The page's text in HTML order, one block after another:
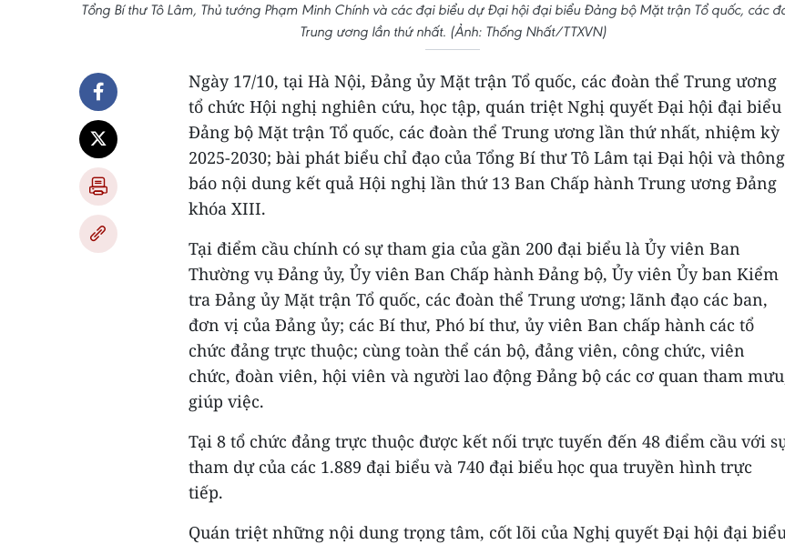
Tổng Bí thư Tô Lâm, Thủ tướng Phạm Minh Chính và các đại biểu dự Đại hội đại biểu Đảng bộ Mặt trận Tổ quốc, các
Trung ương lần thứ nhất. (Ảnh: Thống Nhất/TTXVN)
Ngày 17/10, tại Hà Nội, Đảng ủy Mặt trận Tổ quốc, các đoàn thể Trung ương
tổ chức Hội nghị nghiên cứu, học tập, quán triệt Nghị quyết Đại hội đại biểu
Đảng bộ Mặt trận Tổ quốc, các đoàn thể Trung ương lần thứ nhất, nhiệm kỳ
2025-2030; bài phát biểu chỉ đạo của Tổng Bí thư Tô Lâm tại Đại hội và thông
báo nội dung kết quả Hội nghị lần thứ 13 Ban Chấp hành Trung ương Đảng
khóa XIII.
Tại điểm cầu chính có sự tham gia của gần 200 đại biểu là Ủy viên Ban
Thường vụ Đảng ủy, Ủy viên Ban Chấp hành Đảng bộ, Ủy viên Ủy ban Kiểm
tra Đảng ủy Mặt trận Tổ quốc, các đoàn thể Trung ương; lãnh đạo các ban,
đơn vị của Đảng ủy; các Bí thư, Phó bí thư, ủy viên Ban chấp hành các tổ
chức đảng trực thuộc; cùng toàn thể cán bộ, đảng viên, công chức, viên
chức, đoàn viên, hội viên và người lao động Đảng bộ các cơ quan tham
giúp việc.
Tại 8 tổ chức đảng trực thuộc được kết nối trực tuyến đến 48 điểm cầu với
tham dự của các 1.889 đại biểu và 740 đại biểu học qua truyền hình trực
tiếp.
Quán triệt những nội dung trọng tâm, cốt lõi của Nghị quyết Đại hội đại